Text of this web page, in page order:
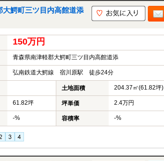
鰐町三ツ目内高館道添
150万円
青森県南津軽郡大鰐町三ツ目内高館道添
弘南鉄道大鰐線 宿川原駅 徒歩24分
土地面積 204.37㎡(61.82坪)
61.82坪 坪単価 2.4万円
-% 容積率 -%